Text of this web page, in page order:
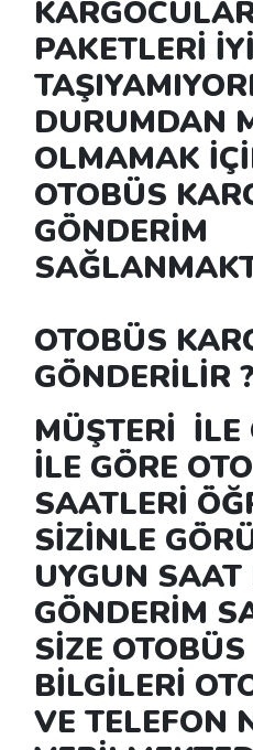
PAKETLERİ
DURUMDAN
OLMAMAK
OTOBÜS
GÖNDERİM
OTOBÜS
GÖNDERİLİR ?
MÜŞTERİ İLE
İLE GÖRE
SAATLERİ
SİZİNLE
UYGUN
GÖNDERİM
SİZE
BİLGİLERİ
VE TELEFON